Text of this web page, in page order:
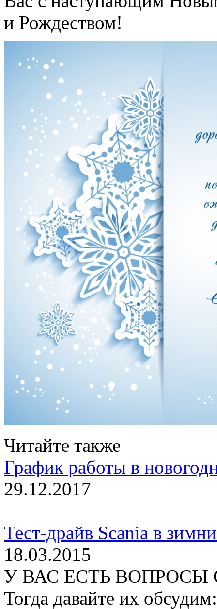
Читайте также
График работы в
29.12.2017
Тест-драйв Scania в
18.03.2015
У ВАС ЕСТЬ ВОПРОСЫ
Тогда давайте их обсудим: